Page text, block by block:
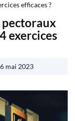
efficaces ?
pectoraux
exercices
mai 2023